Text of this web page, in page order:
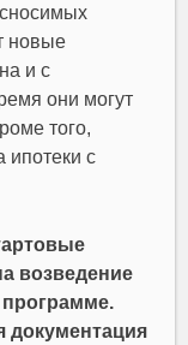
новые
и с
они могут
того,
ипотеки с
возведение
программе.
документация